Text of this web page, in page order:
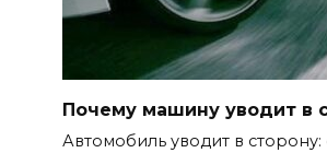
Почему машину уводит в
Автомобиль уводит в